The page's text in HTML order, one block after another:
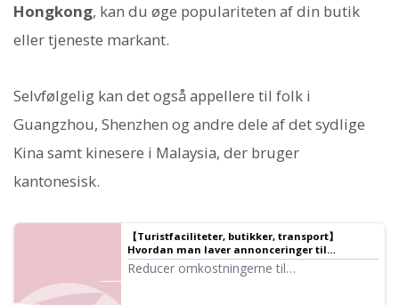
Hongkong, kan du øge populariteten af din butik
eller tjeneste markant.
Selvfølgelig kan det også appellere til folk i
Guangzhou, Shenzhen og andre dele af det sydlige
Kina samt kinesere i Malaysia, der bruger
kantonesisk.
【Turistfaciliteter, butikker, transport】
Hvordan man laver annonceringer til
indrejsende! Hvad er den mest effektive
metode til flersproget guidning?
Reducer omkostningerne til